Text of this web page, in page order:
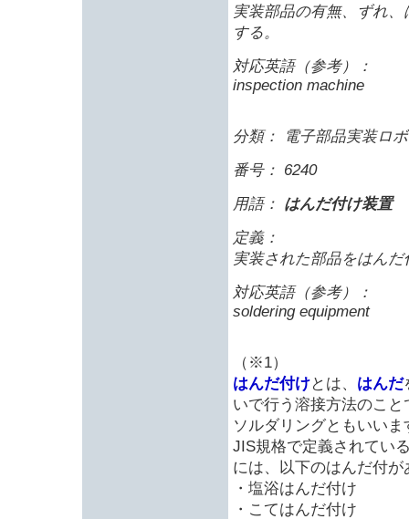
実装部品の有無、ずれ、
する。
対応英語（参考）：
inspection machine
分類： 電子部品実装ロ
番号： 6240
用語： はんだ付け装置
定義：
実装された部品をはん
対応英語（参考）：
soldering equipment
（※1）
はんだ付けとは、 はんだ
いで行う溶接方法のこと
ソルダリングともいいま
JIS規格で定義されてい
には、以下のはんだ付が
・塩浴はんだ付け
・こてはんだ付け